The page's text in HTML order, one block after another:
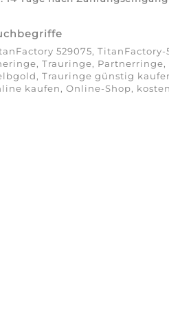
529075, TitanFactory-
Trauringe, Partnerringe,
Trauringe günstig
kaufen, Online-Shop,